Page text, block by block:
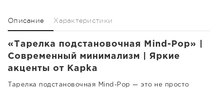
Описание Характеристики
«Тарелка подстановочная Mind-Pop» |
Современный минимализм | Яркие
акценты от Kapka
Тарелка подстановочная Mind-Pop — это не просто